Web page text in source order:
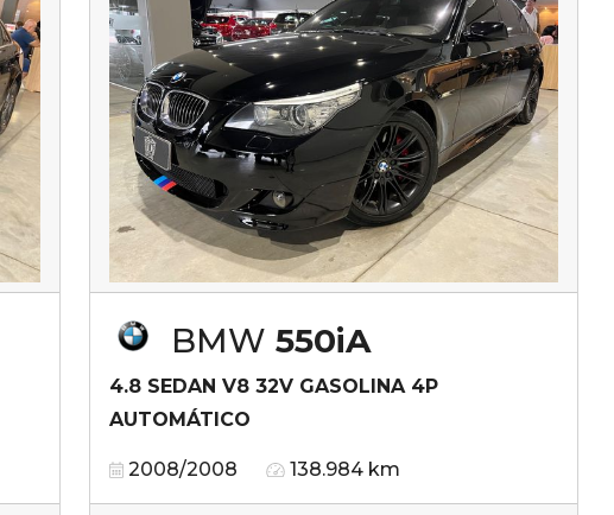
BMW 550iA
4.8 SEDAN V8 32V GASOLINA 4P
AUTOMÁTICO
2008/2008 138.984 km